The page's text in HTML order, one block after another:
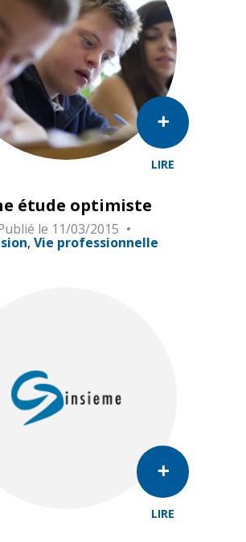
LIRE
étude optimiste
le 11/03/2015
Vie professionnelle
LIRE